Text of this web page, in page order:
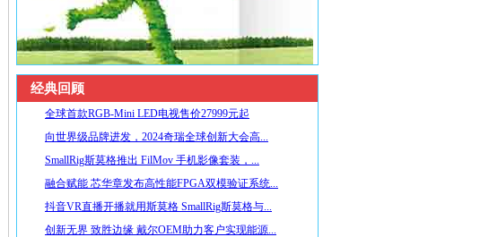
经典回顾
全球首款RGB-Mini LED电视售价27999元起
向世界级品牌进发，2024奇瑞全球创新大会高...
SmallRig斯莫格推出 FilMov 手机影像套装，...
融合赋能 芯华章发布高性能FPGA双模验证系统...
抖音VR直播开播就用斯莫格 SmallRig斯莫格与...
创新无界 致胜边缘 戴尔OEM助力客户实现能源...